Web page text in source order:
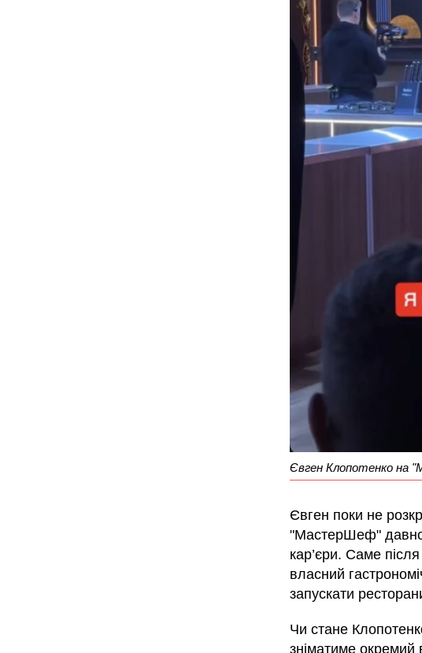
Євген Клопотенко
Євген поки не
"МастерШеф" давно
кар’єри. Саме
власний
запускати
Чи стане
зніматиме